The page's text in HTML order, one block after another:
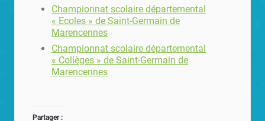
Championnat scolaire départemental
« Ecoles » de Saint-Germain de
Marencennes
Championnat scolaire départemental
« Collèges » de Saint-Germain de
Marencennes
Partager :